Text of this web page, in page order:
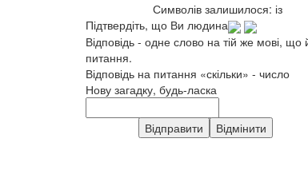
Символів залишилося: із
Підтвердіть, що Ви людина
Відповідь - одне слово на тій же мові, що
питання.
Відповідь на питання «скільки» - число
Нову загадку, будь-ласка